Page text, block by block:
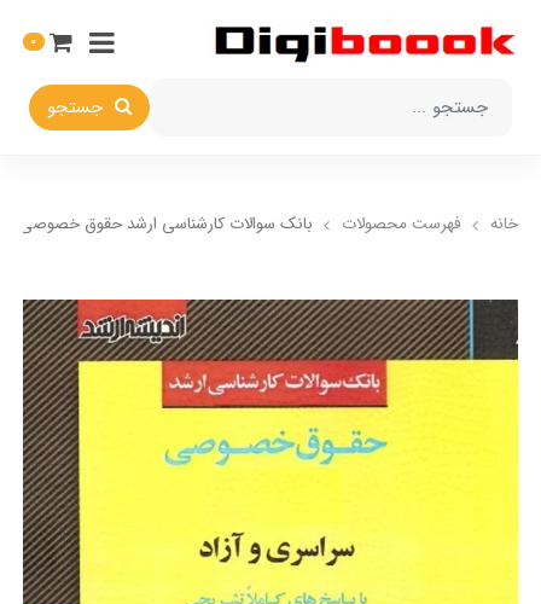
جستجو
0
خانه فهرست محصولات بانک سوالات کارشناسی ارشد حقوق خصوصی